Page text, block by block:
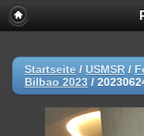
Startseite / USMSR /
Bilbao 2023 /